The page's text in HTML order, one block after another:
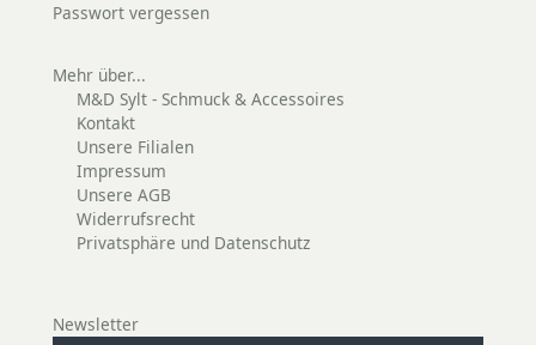
Passwort vergessen
Mehr über...
M&D Sylt - Schmuck & Accessoires
Kontakt
Unsere Filialen
Impressum
Unsere AGB
Widerrufsrecht
Privatsphäre und Datenschutz
Newsletter